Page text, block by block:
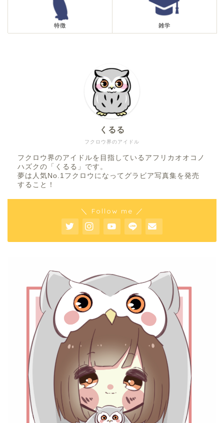
特徴 雑学
フクロウ界のアイドル
くるる
フクロウ界のアイドルを目指しているアフリカオオコノ
ハズクの「くるる」です。
夢は人気No.1フクロウになってグラビア写真集を発売
すること！
＼ Follow me ／